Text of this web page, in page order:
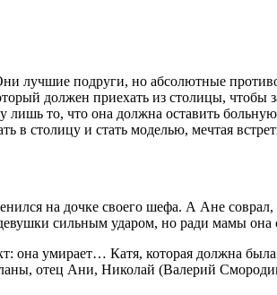
лучшие подруги, но абсолютные
должен приехать из столицы, чтобы
лишь то, что она должна оставить
в столицу и стать моделью, мечтая
на дочке своего шефа. А Ане соврал,
сильным ударом, но ради мамы она
она умирает… Катя, которая должна была
отец Ани, Николай (Валерий